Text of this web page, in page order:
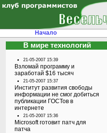
Начало
В мире технологий
21-05-2007 15:39
Взломай программу и
заработай $16 тысяч
21-05-2007 15:37
Институт развития свободы
информации не смог добиться
публикации ГОСТов в
интернете
21-05-2007 15:36
Microsoft готовит патч для
патча